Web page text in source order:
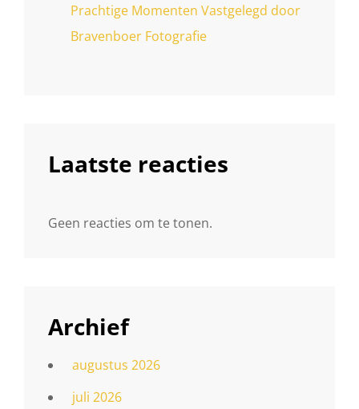
Prachtige Momenten Vastgelegd door
Bravenboer Fotografie
Laatste reacties
Geen reacties om te tonen.
Archief
augustus 2026
juli 2026